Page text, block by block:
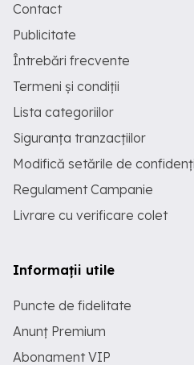
Contact
Publicitate
Întrebări frecvente
Termeni și condiții
Lista categoriilor
Siguranța tranzacțiilor
Modifică setările de
Regulament Campanie
Livrare cu verificare colet
Informații utile
Puncte de fidelitate
Anunț Premium
Abonament VIP